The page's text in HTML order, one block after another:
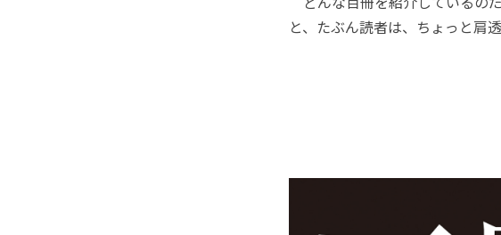
と、たぶん読者は、ちょっと肩